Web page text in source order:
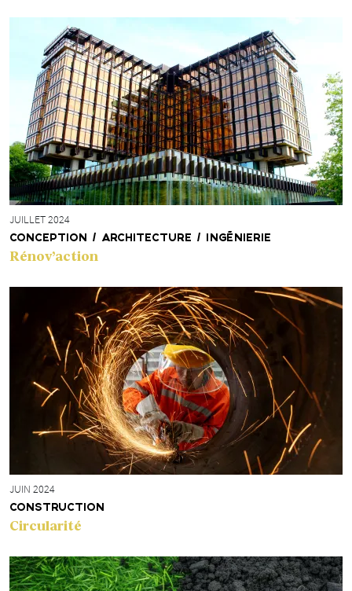
JUILLET 2024
CONCEPTION / ARCHITECTURE / INGÉNIERIE
Rénov’action
JUIN 2024
CONSTRUCTION
Circularité